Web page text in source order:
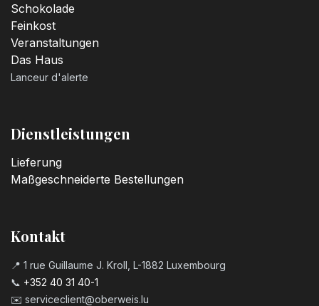
Schokolade
Feinkost
Veranstaltungen
Das Haus
Lanceur d'alerte
Dienstleistungen
Lieferung
Maßgeschneiderte Bestellungen
Kontakt
📍 1 rue Guillaume J. Kroll, L-1882 Luxembourg
📞 +352 40 31 40-1
✉️ serviceclient@oberweis.lu